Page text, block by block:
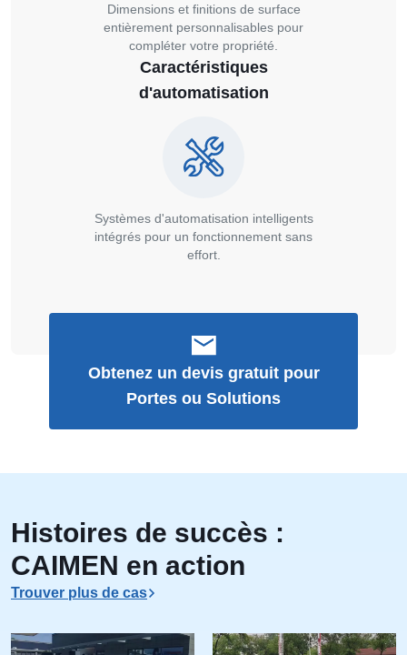
Dimensions et finitions de surface
entièrement personnalisables pour
compléter votre propriété.
Caractéristiques
d'automatisation
Systèmes d'automatisation intelligents
intégrés pour un fonctionnement sans
effort.
Obtenez un devis gratuit pour
Portes ou Solutions
Histoires de succès :
CAIMEN en action
Trouver plus de cas